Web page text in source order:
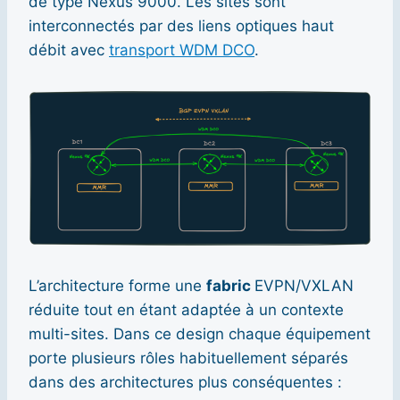
interconnectés par des liens optiques haut
débit avec transport WDM DCO.
L’architecture forme une fabric EVPN/VXLAN
réduite tout en étant adaptée à un contexte
multi-sites. Dans ce design chaque équipement
porte plusieurs rôles habituellement séparés
dans des architectures plus conséquentes :